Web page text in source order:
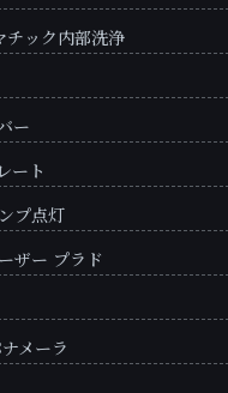
チック内部洗浄
ー
ート
プ点灯
ザー プラド
メーラ